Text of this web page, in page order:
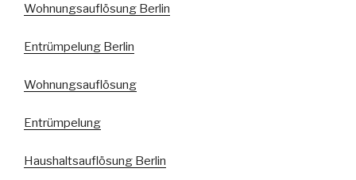
Wohnungsauflösung Berlin
Entrümpelung Berlin
Wohnungsauflösung
Entrümpelung
Haushaltsauflösung Berlin